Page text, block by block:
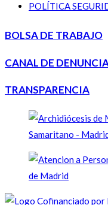
POLÍTICA
BOLSA DE TRABAJO
CANAL DE
TRANSPARENCIA